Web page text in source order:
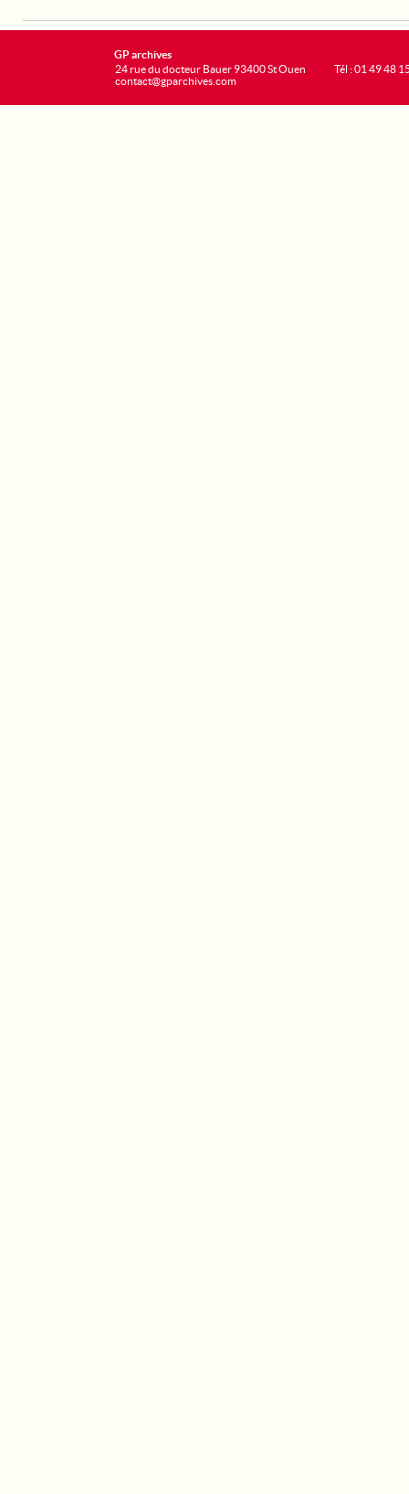
GP archives
24 rue du docteur Bauer 93400 St Ouen
contact@gparchives.com
Tél : 01 49 48